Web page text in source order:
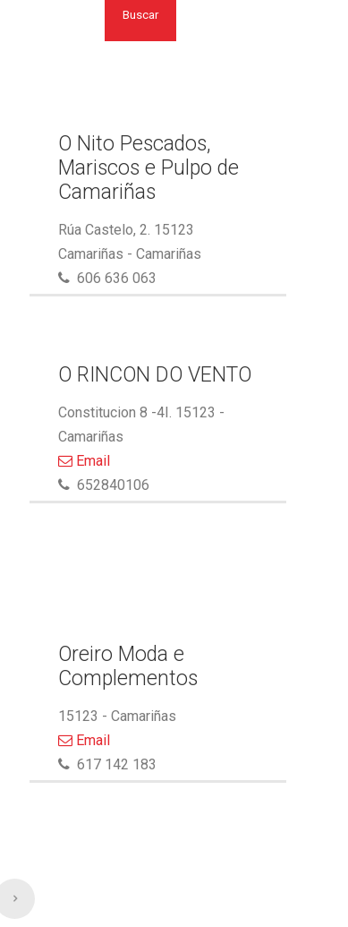
Buscar
O Nito Pescados,
Mariscos e Pulpo de
Camariñas
Rúa Castelo, 2. 15123
Camariñas - Camariñas
606 636 063
O RINCON DO VENTO
Constitucion 8 -4I. 15123 -
Camariñas
Email
652840106
Oreiro Moda e
Complementos
15123 - Camariñas
Email
617 142 183